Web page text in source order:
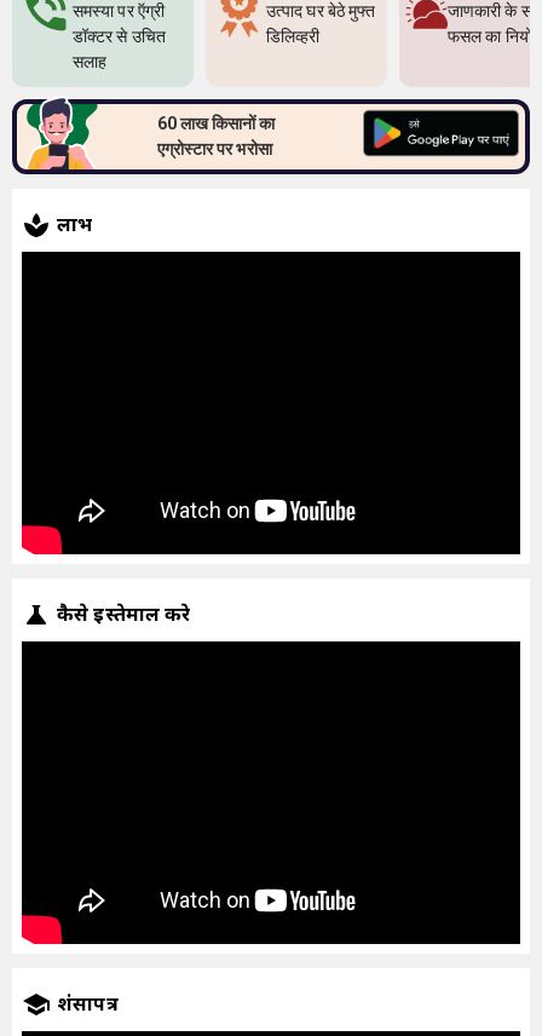
समस्या पर ऍग्री
डॉक्टर से उचित
सलाह
उत्पाद घर बेठे मुफ्त
डिलिव्हरी
जाणकारी के
फसल का
60 लाख किसानों का
एग्रोस्टार पर भरोसा
लाभ
कैसे इस्तेमाल करे
प्रशंसापत्र